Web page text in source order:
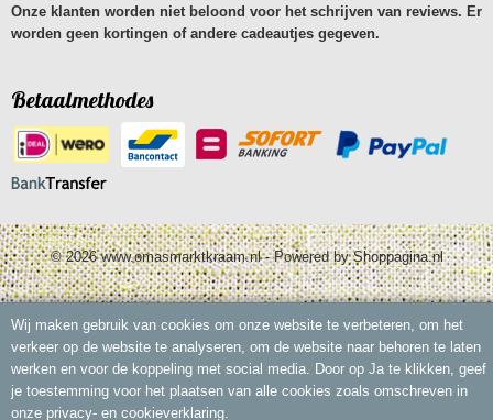
Onze klanten worden niet beloond voor het schrijven van reviews. Er
worden geen kortingen of andere cadeautjes gegeven.
Betaalmethodes
© 2026 www.omasmarktkraam.nl - Powered by Shoppagina.nl
Wij maken gebruik van cookies om onze website te verbeteren, om het
verkeer op de website te analyseren, om de website naar behoren te laten
werken en voor de koppeling met social media. Door op Ja te klikken, geef
je toestemming voor het plaatsen van alle cookies zoals omschreven in
onze privacy- en cookieverklaring.